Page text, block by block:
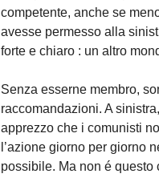
competente, anche se
avesse permesso alla
forte e chiaro : un altro
Senza esserne membro,
raccomandazioni. A
apprezzo che i comunisti
l’azione giorno per giorno
possibile. Ma non é questo